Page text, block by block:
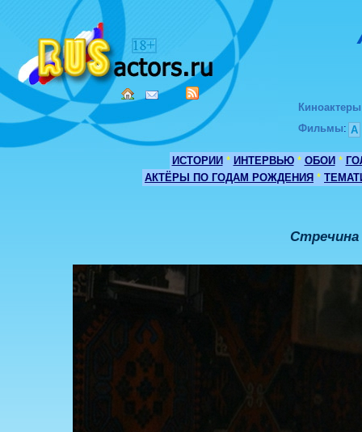
Киноактеры
Фильмы: А
ИСТОРИИ * ИНТЕРВЬЮ * ОБОИ *
АКТЁРЫ ПО ГОДАМ РОЖДЕНИЯ *
Стречина